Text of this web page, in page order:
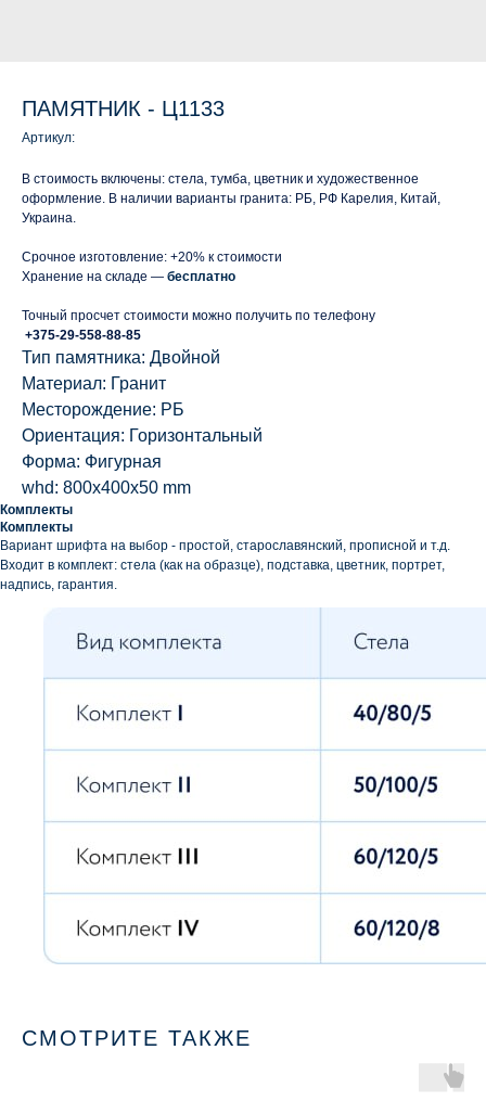
ПАМЯТНИК - Ц1133
Артикул:
В стоимость включены: стела, тумба, цветник и художественное
оформление. В наличии варианты гранита: РБ, РФ Карелия, Китай,
Украина.
Срочное изготовление: +20% к стоимости
Хранение на складе — бесплатно
Точный просчет стоимости можно получить по телефону
+375-29-558-88-85
Тип памятника: Двойной
Материал: Гранит
Месторождение: РБ
Ориентация: Горизонтальный
Форма: Фигурная
whd: 800x400x50 mm
Комплекты
Комплекты
Вариант шрифта на выбор - простой, старославянский, прописной и т.д.
Входит в комплект: стела (как на образце), подставка, цветник, портрет,
надпись, гарантия.
СМОТРИТЕ ТАКЖЕ